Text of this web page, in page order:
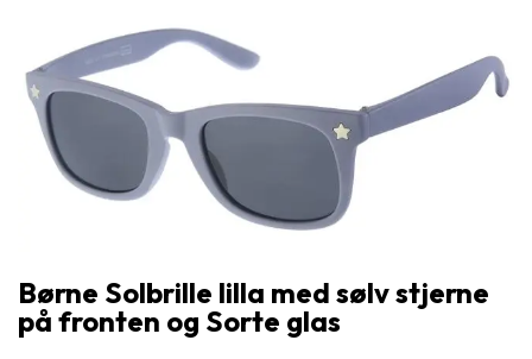
Børne Solbrille lilla med sølv stjerne
på fronten og Sorte glas